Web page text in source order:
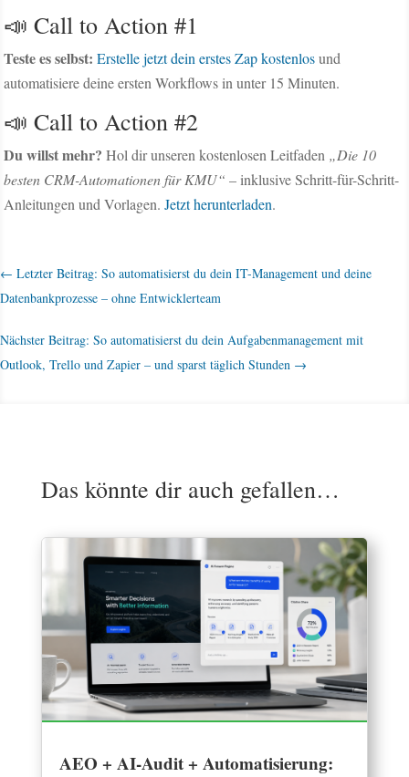
📣 Call to Action #1
Teste es selbst: Erstelle jetzt dein erstes Zap kostenlosund
automatisiere deine ersten Workflows in unter 15 Minuten.
📣 Call to Action #2
Du willst mehr? Hol dir unseren kostenlosen Leitfaden „Die 10
besten CRM-Automationen für KMU“ – inklusive Schritt-für-Schritt-
Anleitungen und Vorlagen.Jetzt herunterladen.
← Letzter Beitrag: So automatisierst du dein IT-Management und deine
Datenbankprozesse – ohne Entwicklerteam
Nächster Beitrag: So automatisierst du dein Aufgabenmanagement mit
Outlook, Trello und Zapier – und sparst täglich Stunden →
Das könnte dir auch gefallen…
AEO + AI-Audit + Automatisierung: